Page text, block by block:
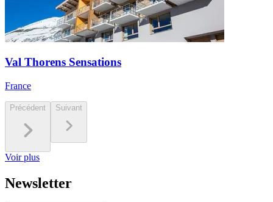
Val Thorens Sensations
France
Précédent Suivant
Voir plus
Newsletter